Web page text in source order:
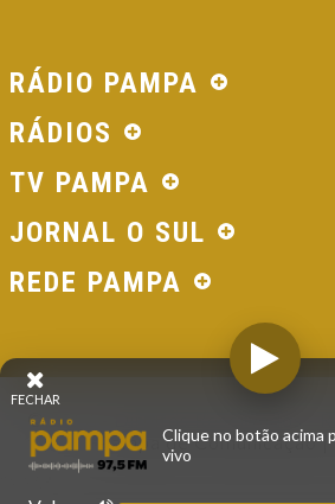
RÁDIO PAMPA
RÁDIOS
TV PAMPA
JORNAL O SUL
REDE PAMPA
© 2026 - Direitos Reservados -
Pampa de Comunicação |
FECHAR
Clique no botão acima
vivo